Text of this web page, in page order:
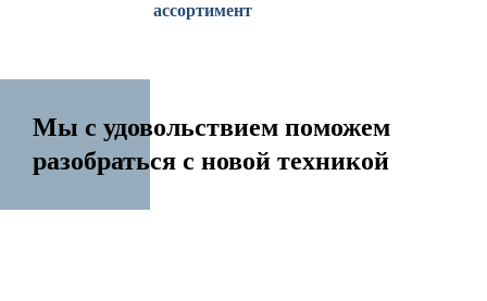
ассортимент
Мы с удовольствием поможем
разобраться с новой техникой